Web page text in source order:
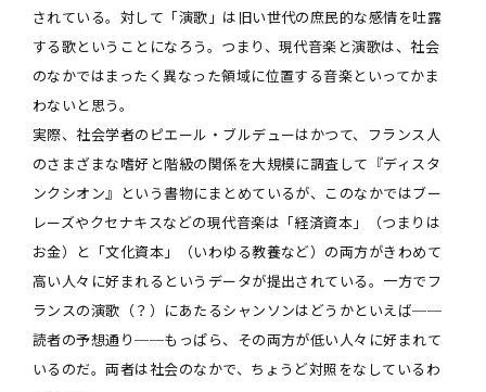
されている。対して「演歌」は旧い世代の庶民的な感情を吐露
する歌ということになろう。つまり、現代音楽と演歌は、社会
のなかではまったく異なった領域に位置する音楽といってかま
わないと思う。
実際、社会学者のピエール・ブルデューはかつて、フランス人
のさまざまな嗜好と階級の関係を大規模に調査して『ディスタ
ンクシオン』という書物にまとめているが、このなかではブー
レーズやクセナキスなどの現代音楽は「経済資本」（つまりは
お金）と「文化資本」（いわゆる教養など）の両方がきわめて
高い人々に好まれるというデータが提出されている。一方でフ
ランスの演歌（？）にあたるシャンソンはどうかといえば──
読者の予想通り──もっぱら、その両方が低い人々に好まれて
いるのだ。両者は社会のなかで、ちょうど対照をなしているわ